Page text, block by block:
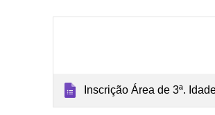
Inscrição Área de 3ª.